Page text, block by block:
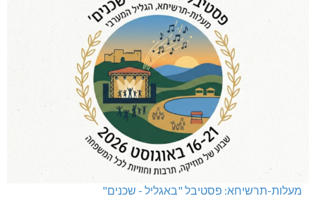
מעלות-תרשיחא: פסטיבל "באגליל - שכנים"